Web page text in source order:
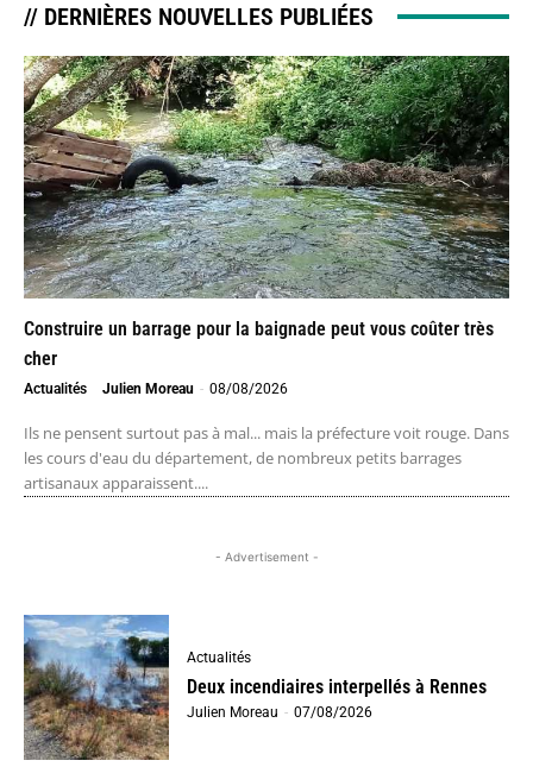
// DERNIÈRES NOUVELLES PUBLIÉES
Construire un barrage pour la baignade peut vous coûter très
cher
Actualités Julien Moreau - 08/08/2026
Ils ne pensent surtout pas à mal... mais la préfecture voit rouge. Dans
les cours d'eau du département, de nombreux petits barrages
artisanaux apparaissent....
- Advertisement -
Actualités
Deux incendiaires interpellés à Rennes
Julien Moreau - 07/08/2026